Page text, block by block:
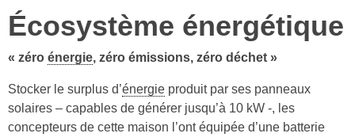
Écosystème énergétique
« zéro énergie, zéro émissions, zéro déchet »
Stocker le surplus d’énergie produit par ses panneaux
solaires – capables de générer jusqu’à 10 kW -, les
concepteurs de cette maison l’ont équipée d’une batterie